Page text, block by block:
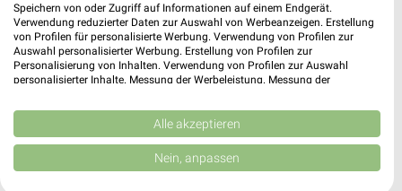
303,37 km
Kik Angebote in Hofgeismar Innenstadt
Hofgeismar Innenstadt, Deutschland
297,87 km
Speichern von oder Zugriff auf Informationen auf einem Endgerät.
Verwendung reduzierter Daten zur Auswahl von Werbeanzeigen. Erstellung
von Profilen für personalisierte Werbung. Verwendung von Profilen zur
Auswahl personalisierter Werbung. Erstellung von Profilen zur
Personalisierung von Inhalten. Verwendung von Profilen zur Auswahl
personalisierter Inhalte. Messung der Werbeleistung. Messung der
Kombinationen von Daten aus verschiedenen Quellen. Entwicklung und
Verbesserung der Angebote. Verwendung reduzierter Daten zur Auswahl
von Inhalten.
Daten können außerhalb der Europäischen Union weitergegeben und in die
Alle akzeptieren
Nein, anpassen